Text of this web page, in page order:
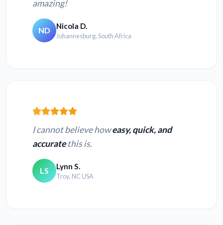
amazing!
ND Nicola D.
Johannesburg, South Africa
I cannot believe howeasy, quick, and
accuratethis is.
LS Lynn S.
Troy, NC USA